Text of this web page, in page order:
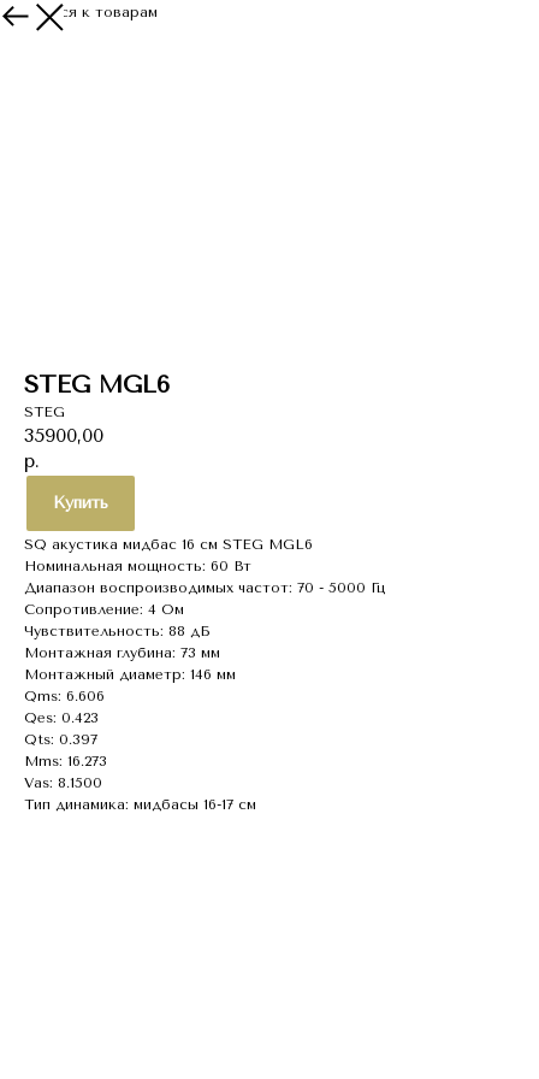
Вернуться к товарам
STEG MGL6
STEG
35900,00
р.
Купить
SQ акустика мидбас 16 см STEG MGL6
Номинальная мощность: 60 Вт
Диапазон воспроизводимых частот: 70 - 5000 Гц
Сопротивление: 4 Ом
Чувствительность: 88 дБ
Монтажная глубина: 73 мм
Монтажный диаметр: 146 мм
Qms: 6.606
Qes: 0.423
Qts: 0.397
Mms: 16.273
Vas: 8.1500
Тип динамика: мидбасы 16-17 см